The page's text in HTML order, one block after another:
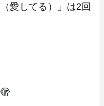
愛してる）」は2回